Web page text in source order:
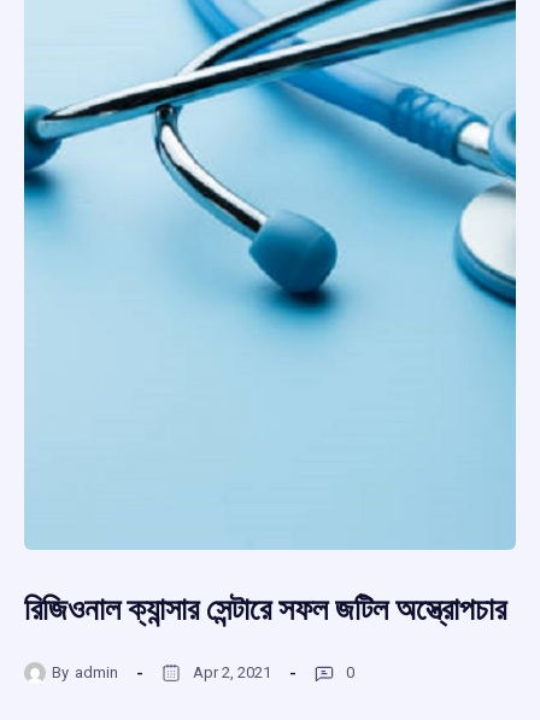
রিজিওনাল ক্যান্সার সেন্টারে সফল জটিল অস্ত্রোপচার
By admin Apr 2, 2021 0